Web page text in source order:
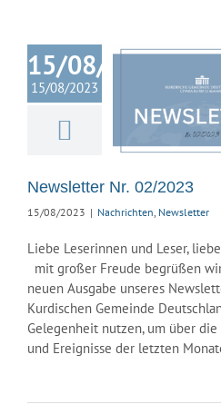
15/08/2023
15/08/2023
Nr.
Newsletter Nr. 02/2023
15/08/2023 | Nachrichten, Newsletter
Liebe Leserinnen und Leser,
mit großer Freude begrüßen
neuen Ausgabe unseres
Kurdischen Gemeinde
Gelegenheit nutzen, um über
und Ereignisse der letzten